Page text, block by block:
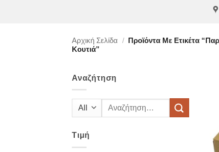
Αρχική Σελίδα /
Προϊόντα Με Ετικέτα
Κουτιά”
Αναζήτηση
Αναζήτηση
Τιμή